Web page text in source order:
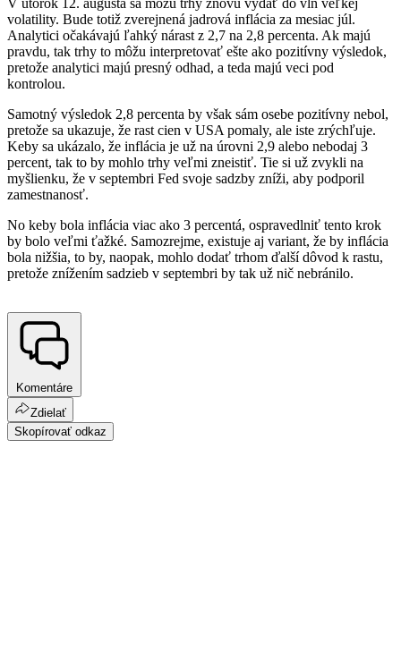
V utorok 12. augusta sa môžu trhy znovu vydať do vĺn veľkej
volatility. Bude totiž zverejnená jadrová inflácia za mesiac júl.
Analytici očakávajú ľahký nárast z 2,7 na 2,8 percenta. Ak majú
pravdu, tak trhy to môžu interpretovať ešte ako pozitívny výsledok,
pretože analytici majú presný odhad, a teda majú veci pod
kontrolou.
Samotný výsledok 2,8 percenta by však sám osebe pozitívny nebol,
pretože sa ukazuje, že rast cien v USA pomaly, ale iste zrýchľuje.
Keby sa ukázalo, že inflácia je už na úrovni 2,9 alebo nebodaj 3
percent, tak to by mohlo trhy veľmi zneistiť. Tie si už zvykli na
myšlienku, že v septembri Fed svoje sadzby zníži, aby podporil
zamestnanosť.
No keby bola inflácia viac ako 3 percentá, ospravedlniť tento krok
by bolo veľmi ťažké. Samozrejme, existuje aj variant, že by inflácia
bola nižšia, to by, naopak, mohlo dodať trhom ďalší dôvod k rastu,
pretože znížením sadzieb v septembri by tak už nič nebránilo.
Komentáre
Zdielať
Skopírovať odkaz